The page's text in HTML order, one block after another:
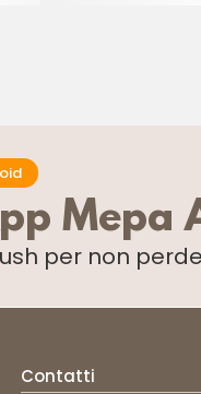
Mepa
per non
Contatti